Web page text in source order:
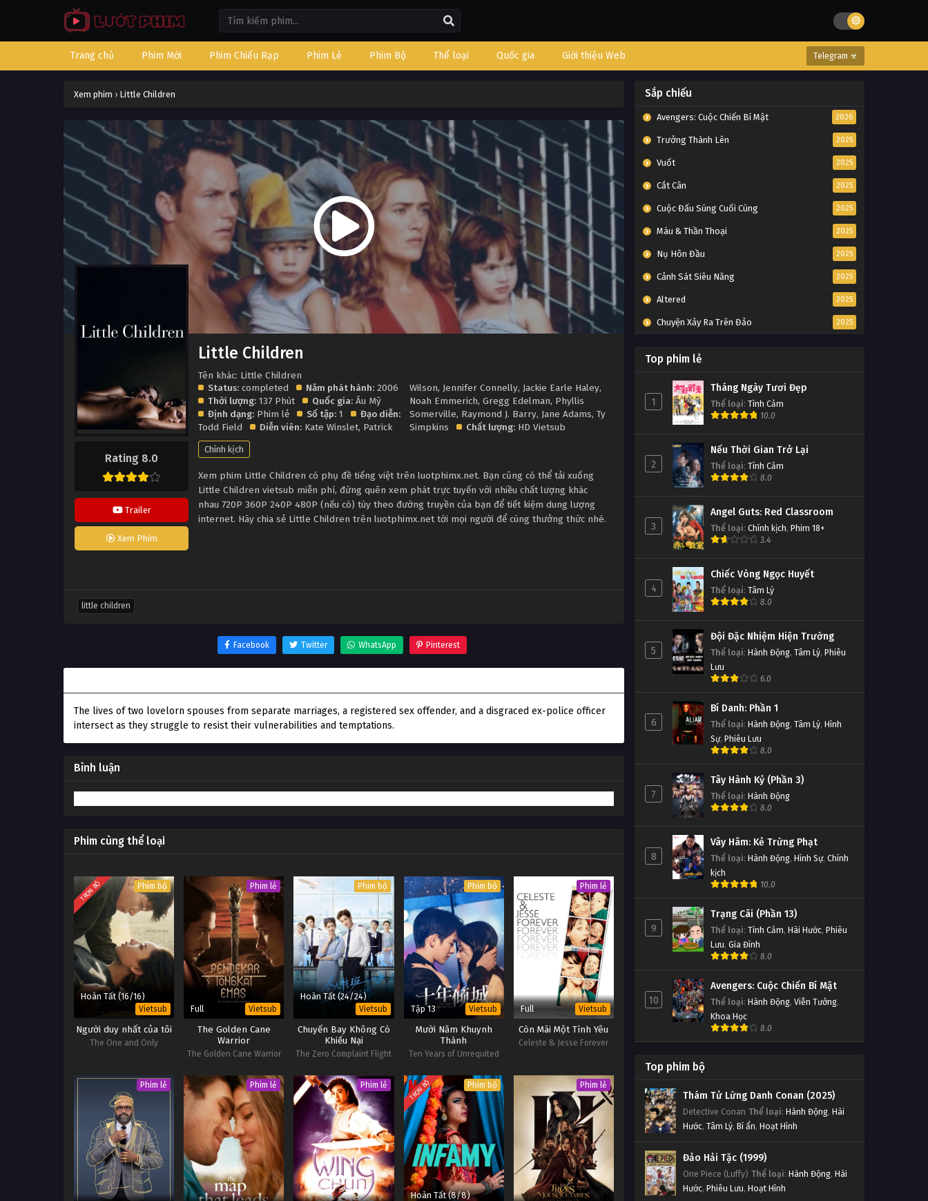
Trang chủ Phim Mới Phim Chiếu Rạp Phim Lẻ Phim Bộ Thể loại Quốc gia Giới thiệu Web Telegram ☣
Xem phim › Little Children
Rating 8.0
Trailer
Xem Phim
Little Children
Tên khác: Little Children
Status: completed Năm phát hành: 2006
Thời lượng: 137 Phút Quốc gia: Âu Mỹ
Định dạng: Phim lẻ Số tập: 1
Đạo diễn:
Todd Field
Diễn viên: Kate Winslet, Patrick
Wilson, Jennifer Connelly, Jackie Earle Haley,
Noah Emmerich, Gregg Edelman, Phyllis
Somerville, Raymond J. Barry, Jane Adams, Ty
Simpkins
Chất lượng: HD Vietsub
Chính kịch
Xem phim Little Children có phụ đề tiếng việt trên luotphimx.net. Bạn cũng có thể tải xuống
Little Children vietsub miễn phí, đừng quên xem phát trực tuyến với nhiều chất lượng khác
nhau 720P 360P 240P 480P (nếu có) tùy theo đường truyền của bạn để tiết kiệm dung lượng
internet. Hãy chia sẻ Little Children trên luotphimx.net tới mọi người để cùng thưởng thức nhé.
little children
Facebook Twitter WhatsApp Pinterest
The lives of two lovelorn spouses from separate marriages, a registered sex offender, and a disgraced ex-police officer
intersect as they struggle to resist their vulnerabilities and temptations.
Bình luận
Phim cùng thể loại
TRỌN BỘ Phim bộ
Hoàn Tất (16/16)
Vietsub
Người duy nhất của tôi
The One and Only
Phim lẻ
Full Vietsub
The Golden Cane
Warrior
The Golden Cane Warrior
Phim bộ
Hoàn Tất (24/24)
Vietsub
Chuyến Bay Không Có
Khiếu Nại
The Zero Complaint Flight
Phim bộ
Tập 13 Vietsub
Mười Năm Khuynh
Thành
Ten Years of Unrequited
Phim lẻ
Full Vietsub
Còn Mãi Một Tình Yêu
Celeste & Jesse Forever
Phim lẻ Phim lẻ Phim lẻ TRỌN BỘ Phim bộ
Hoàn Tất (8/8)
Phim lẻ
Sắp chiếu
Avengers: Cuộc Chiến Bí Mật 2026
Trưởng Thành Lên 2025
Vuốt 2025
Cắt Cân 2025
Cuộc Đấu Súng Cuối Cùng 2025
Máu & Thần Thoại 2025
Nụ Hôn Đầu 2025
Cảnh Sát Siêu Năng 2025
Altered 2025
Chuyện Xảy Ra Trên Đảo 2025
Top phim lẻ
1
Tháng Ngày Tươi Đẹp
Thể loại: Tình Cảm
10.0
2
Nếu Thời Gian Trở Lại
Thể loại: Tình Cảm
8.0
3
Angel Guts: Red Classroom
Thể loại: Chính kịch, Phim 18+
3.4
4
Chiếc Vòng Ngọc Huyết
Thể loại: Tâm Lý
8.0
5
Đội Đặc Nhiệm Hiện Trường
Thể loại: Hành Động, Tâm Lý, Phiêu
Lưu
6.0
6
Bí Danh: Phần 1
Thể loại: Hành Động, Tâm Lý, Hình
Sự, Phiêu Lưu
8.0
7
Tây Hành Kỷ (Phần 3)
Thể loại: Hành Động
8.0
8
Vây Hãm: Kẻ Trừng Phạt
Thể loại: Hành Động, Hình Sự, Chính
kịch
10.0
9
Trạng Cãi (Phần 13)
Thể loại: Tình Cảm, Hài Hước, Phiêu
Lưu, Gia Đình
8.0
10
Avengers: Cuộc Chiến Bí Mật
Thể loại: Hành Động, Viễn Tưởng,
Khoa Học
8.0
Top phim bộ
Thám Tử Lừng Danh Conan (2025)
Detective Conan Thể loại: Hành Động, Hài
Hước, Tâm Lý, Bí ẩn, Hoạt Hình
Đảo Hải Tặc (1999)
One Piece (Luffy) Thể loại: Hành Động, Hài
Hước, Phiêu Lưu, Hoạt Hình